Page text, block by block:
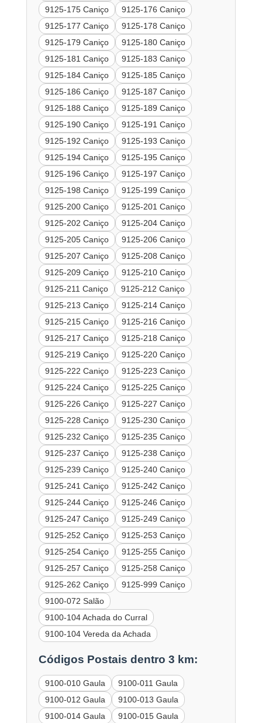
9125-175 Caniço
9125-176 Caniço
9125-177 Caniço
9125-178 Caniço
9125-179 Caniço
9125-180 Caniço
9125-181 Caniço
9125-183 Caniço
9125-184 Caniço
9125-185 Caniço
9125-186 Caniço
9125-187 Caniço
9125-188 Caniço
9125-189 Caniço
9125-190 Caniço
9125-191 Caniço
9125-192 Caniço
9125-193 Caniço
9125-194 Caniço
9125-195 Caniço
9125-196 Caniço
9125-197 Caniço
9125-198 Caniço
9125-199 Caniço
9125-200 Caniço
9125-201 Caniço
9125-202 Caniço
9125-204 Caniço
9125-205 Caniço
9125-206 Caniço
9125-207 Caniço
9125-208 Caniço
9125-209 Caniço
9125-210 Caniço
9125-211 Caniço
9125-212 Caniço
9125-213 Caniço
9125-214 Caniço
9125-215 Caniço
9125-216 Caniço
9125-217 Caniço
9125-218 Caniço
9125-219 Caniço
9125-220 Caniço
9125-222 Caniço
9125-223 Caniço
9125-224 Caniço
9125-225 Caniço
9125-226 Caniço
9125-227 Caniço
9125-228 Caniço
9125-230 Caniço
9125-232 Caniço
9125-235 Caniço
9125-237 Caniço
9125-238 Caniço
9125-239 Caniço
9125-240 Caniço
9125-241 Caniço
9125-242 Caniço
9125-244 Caniço
9125-246 Caniço
9125-247 Caniço
9125-249 Caniço
9125-252 Caniço
9125-253 Caniço
9125-254 Caniço
9125-255 Caniço
9125-257 Caniço
9125-258 Caniço
9125-262 Caniço
9125-999 Caniço
9100-072 Salão
9100-104 Achada do Curral
9100-104 Vereda da Achada
Códigos Postais dentro 3 km:
9100-010 Gaula
9100-011 Gaula
9100-012 Gaula
9100-013 Gaula
9100-014 Gaula
9100-015 Gaula